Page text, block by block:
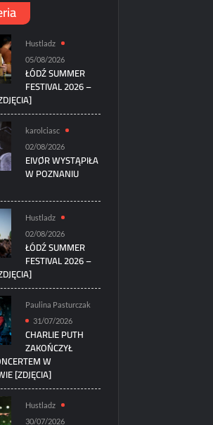
Hustladz
05/08/2026
ŁÓDŹ SUMMER
FESTIVAL 2026 –
karolciasc
02/08/2026
EIVØR WYSTĄPIŁA
W POZNANIU
Hustladz
02/08/2026
ŁÓDŹ SUMMER
FESTIVAL 2026 –
Paulina Pasturczak
31/07/2026
CHARLIE PUTH
ZAKOŃCZYŁ
W
[ZDJĘCIA]
Hustladz
30/07/2026